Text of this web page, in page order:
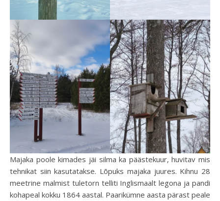
Majaka poole kimades jäi silma ka päästekuur, huvitav mis
tehnikat siin kasutatakse. Lõpuks majaka juures. Kihnu 28
meetrine malmist tuletorn telliti Inglismaalt legona ja pandi
kohapeal kokku 1864 aastal. Paarikümne aasta pärast peale